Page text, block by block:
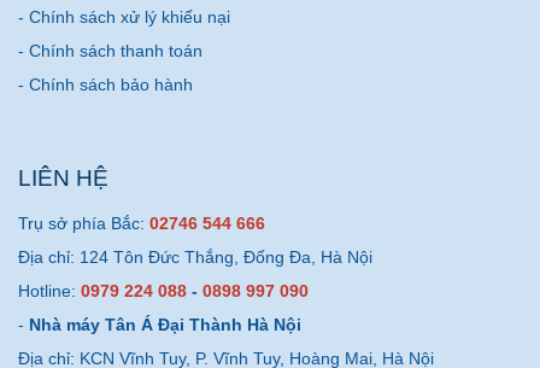
- Chính sách xử lý khiếu nại
- Chính sách thanh toán
- Chính sách bảo hành
LIÊN HỆ
Trụ sở phía Bắc: 02746 544 666
Địa chỉ: 124 Tôn Đức Thắng, Đống Đa, Hà Nội
Hotline: 0979 224 088 - 0898 997 090
- Nhà máy Tân Á Đại Thành Hà Nội
Địa chỉ: KCN Vĩnh Tuy, P. Vĩnh Tuy, Hoàng Mai, Hà Nội